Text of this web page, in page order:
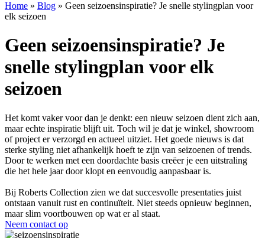
Home » Blog » Geen seizoensinspiratie? Je snelle stylingplan voor
elk seizoen
Geen seizoensinspiratie? Je
snelle stylingplan voor elk
seizoen
Het komt vaker voor dan je denkt: een nieuw seizoen dient zich aan,
maar echte inspiratie blijft uit. Toch wil je dat je winkel, showroom
of project er verzorgd en actueel uitziet. Het goede nieuws is dat
sterke styling niet afhankelijk hoeft te zijn van seizoenen of trends.
Door te werken met een doordachte basis creëer je een uitstraling
die het hele jaar door klopt en eenvoudig aanpasbaar is.
Bij Roberts Collection zien we dat succesvolle presentaties juist
ontstaan vanuit rust en continuïteit. Niet steeds opnieuw beginnen,
maar slim voortbouwen op wat er al staat.
Neem contact op